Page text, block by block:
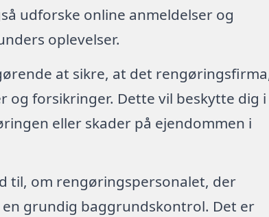
udforske online anmeldelser og
oplevelser.
at sikre, at det
og forsikringer. Dette vil beskytte dig i
eller skader på ejendommen i
til, om rengøringspersonalet, der
grundig baggrundskontrol. Det er